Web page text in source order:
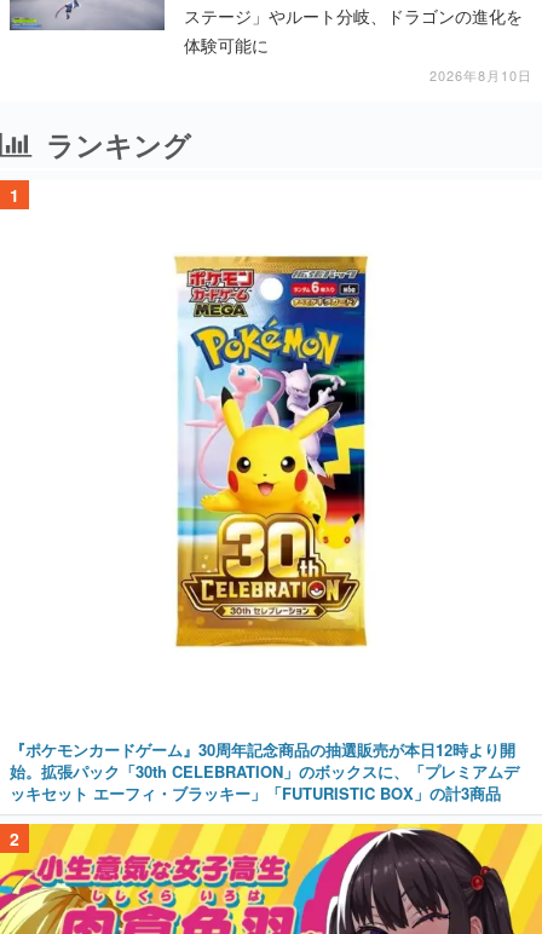
ステージ」やルート分岐、ドラゴンの進化を
体験可能に
2026年8月10日
ランキング
1
『ポケモンカードゲーム』30周年記念商品の抽選販売が本日12時より開
始。拡張パック「30th CELEBRATION」のボックスに、「プレミアムデ
ッキセット エーフィ・ブラッキー」「FUTURISTIC BOX」の計3商品
2